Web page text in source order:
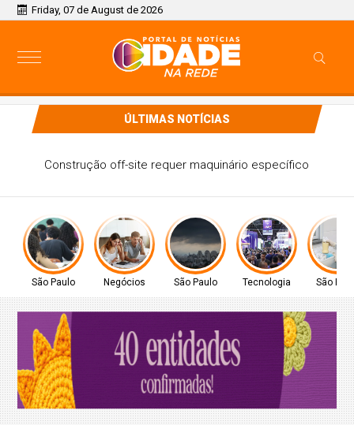
Friday, 07 de August de 2026
ÚLTIMAS NOTÍCIAS
Provão Paulista Seriado: confira o edital da edição de 2026
São Paulo Negócios São Paulo Tecnologia São